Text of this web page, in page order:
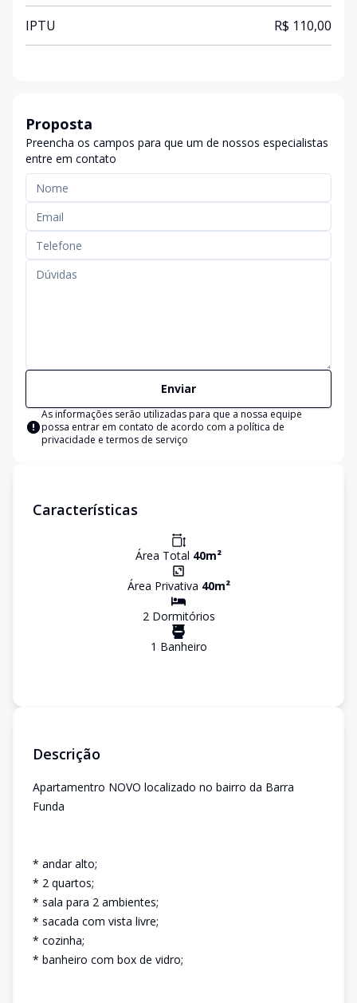
IPTU R$ 110,00
Proposta
Preencha os campos para que um de nossos especialistas
entre em contato
Enviar
As informações serão utilizadas para que a nossa equipe
possa entrar em contato de acordo com a política de
privacidade e termos de serviço
Características
Área Total 40m²
Área Privativa 40m²
2Dormitórios
1 Banheiro
Descrição
Apartamentro NOVO localizado no bairro da Barra
Funda
* andar alto;
* 2 quartos;
* sala para 2 ambientes;
* sacada com vista livre;
* cozinha;
* banheiro com box de vidro;